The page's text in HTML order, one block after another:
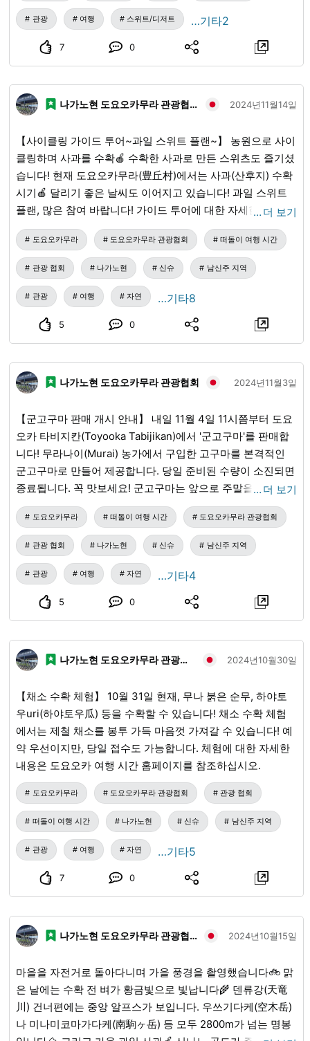
관광 여행 스위트/디저트 …기타2
7 0
나가노현 도요오카무라 관광협회 2024년11월14일
【사이클링 가이드 투어~과일 스위트 플랜~】 농원으로 사이
클링하며 사과를 수확🍎 수확한 사과로 만든 스위츠도 즐기셨
습니다! 현재 도요오카무라(豊丘村)에서는 사과(산후지) 수확
시기🍎 달리기 좋은 날씨도 이어지고 있습니다! 과일 스위트
플랜, 많은 참여 바랍니다! 가이드 투어에 대한 자세한 내용은
도요오카 타비지칸(とよおか旅時間) 홈페이지를 확인해 주세
요.
… 더 보기
도요오카무라 도요오카무라 관광협회 떠돌이 여행 시간
관광 협회 나가노현 신슈 남신주 지역
관광 여행 자연 …기타8
5 0
나가노현 도요오카무라 관광협회 2024년11월3일
【군고구마 판매 개시 안내】 내일 11월 4일 11시쯤부터 도요
오카 타비지칸(Toyooka Tabijikan)에서 '군고구마'를 판매합
니다! 무라나이(Murai) 농가에서 구입한 고구마를 본격적인
군고구마로 만들어 제공합니다. 당일 준비된 수량이 소진되면
종료됩니다. 꼭 맛보세요! 군고구마는 앞으로 주말을 중심으
로 판매할 예정이지만, 매입 상황에 따라 평일에도 판매하는
경우가 있습니다. 【판매 가격(모두 세금 포함)】 ・군고구마
(중) 200엔 ・군고구마(대) 300엔 +50엔으로 커피 포함 ・2
품종 맛 비교 세트(커피 포함) 중+중 400엔 중+대 500엔 대
+대 600엔 ・구운 감자 1개 150엔 ・커피 100엔 ・카푸치노
… 더 보기
도요오카무라 떠돌이 여행 시간 도요오카무라 관광협회
관광 협회 나가노현 신슈 남신주 지역
관광 여행 자연 …기타4
5 0
나가노현 도요오카무라 관광협회 2024년10월30일
【채소 수확 체험】 10월 31일 현재, 무나 붉은 순무, 하야토
우uri(하야토우瓜) 등을 수확할 수 있습니다! 채소 수확 체험
에서는 제철 채소를 봉투 가득 마음껏 가져갈 수 있습니다! 예
약 우선이지만, 당일 접수도 가능합니다. 체험에 대한 자세한
내용은 도요오카 여행 시간 홈페이지를 참조하십시오.
도요오카무라 도요오카무라 관광협회 관광 협회
떠돌이 여행 시간 나가노현 신슈 남신주 지역
관광 여행 자연 …기타5
7 0
나가노현 도요오카무라 관광협회 2024년10월15일
마을을 자전거로 돌아다니며 가을 풍경을 촬영했습니다🚲 맑
은 날에는 수확 전 벼가 황금빛으로 빛납니다🌾 덴류강(天竜
川) 건너편에는 중앙 알프스가 보입니다. 우쓰기다케(空木岳)
나 미나미코마가다케(南駒ヶ岳) 등 모두 2800m가 넘는 명봉